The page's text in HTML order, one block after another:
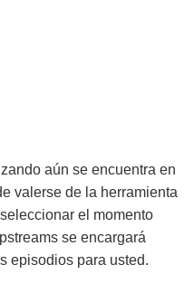
aún se encuentra en
valerse de la herramienta
el momento
se encargará
episodios para usted.